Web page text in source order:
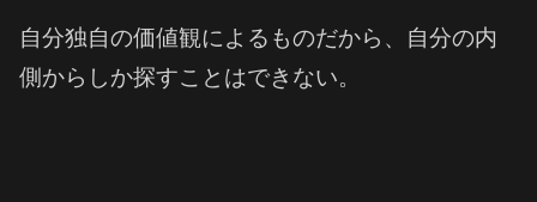
自分独自の価値観によるものだから、自分の内
側からしか探すことはできない。